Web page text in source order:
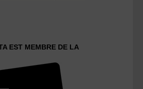
EST MEMBRE DE LA